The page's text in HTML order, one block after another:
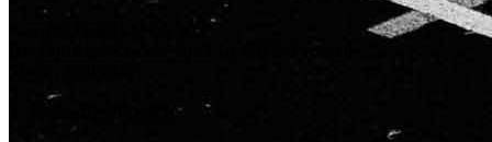
Gravital GmbH & Co. KG